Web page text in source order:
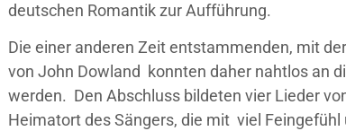
deutschen Romantik zur Aufführung.
Die einer anderen Zeit entstammenden, mit
von John Dowland konnten daher nahtlos an
werden. Den Abschluss bildeten vier Lieder
Heimatort des Sängers, die mit viel